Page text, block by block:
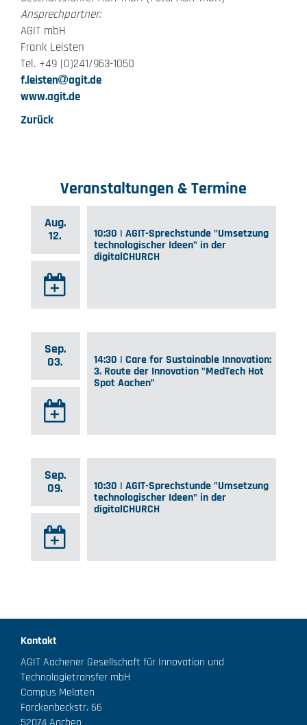
Ansprechpartner:
AGIT mbH
Frank Leisten
Tel. +49 (0)241/963-1050
f.leisten
agit.de
www.agit.de
Zurück
Veranstaltungen & Termine
Aug.
12.
10:30 | AGIT-Sprechstunde "Umsetzung
technologischer Ideen" in der
digitalCHURCH
Sep.
03.
14:30 | Care for Sustainable Innovation:
3. Route der Innovation "MedTech Hot
Spot Aachen"
Sep.
09.
10:30 | AGIT-Sprechstunde "Umsetzung
technologischer Ideen" in der
digitalCHURCH
Kontakt
AGIT Aachener Gesellschaft für Innovation und
Technologietransfer mbH
Campus Melaten
Forckenbeckstr. 66